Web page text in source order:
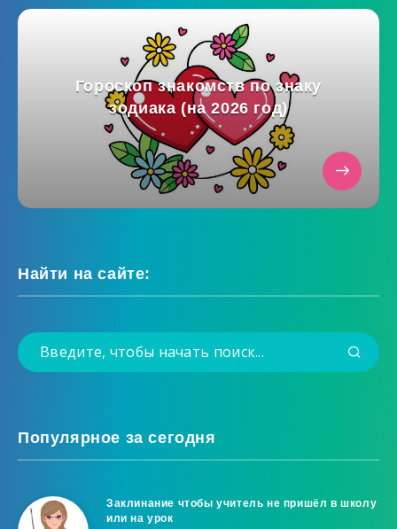
Гороскоп знакомств по знаку
зодиака (на 2026 год)
Найти на сайте:
Популярное за сегодня
Заклинание чтобы учитель не пришёл в школу
или на урок